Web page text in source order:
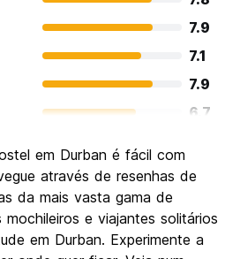
7.9
7.1
7.9
6.7
7.5
7.7
em Durban é fácil com
através de resenhas de
da mais vasta gama de
e viajantes solitários
em Durban. Experimente a